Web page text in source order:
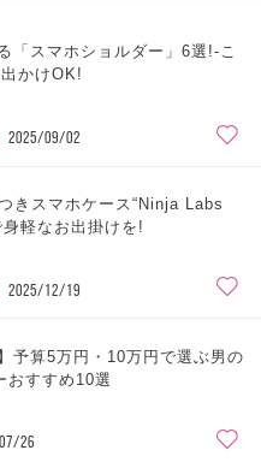
「スマホショルダー」6選!-こ
かけOK!
2025/09/02
きスマホケース“Ninja Labs
軽なお出掛けを!
2025/12/19
予算5万円・10万円で選ぶ男の
おすすめ10選
26